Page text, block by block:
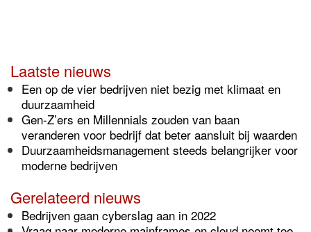
Laatste nieuws
Een op de vier bedrijven niet bezig met klimaat en
duurzaamheid
Gen-Z’ers en Millennials zouden van baan
veranderen voor bedrijf dat beter aansluit bij waarden
Duurzaamheidsmanagement steeds belangrijker voor
moderne bedrijven
Gerelateerd nieuws
Bedrijven gaan cyberslag aan in 2022